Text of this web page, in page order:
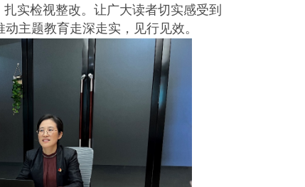
实检视整改。让广大读者切实感受到
主题教育走深走实，见行见效。